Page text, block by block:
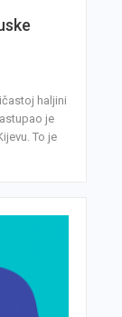
haljini
je
To je